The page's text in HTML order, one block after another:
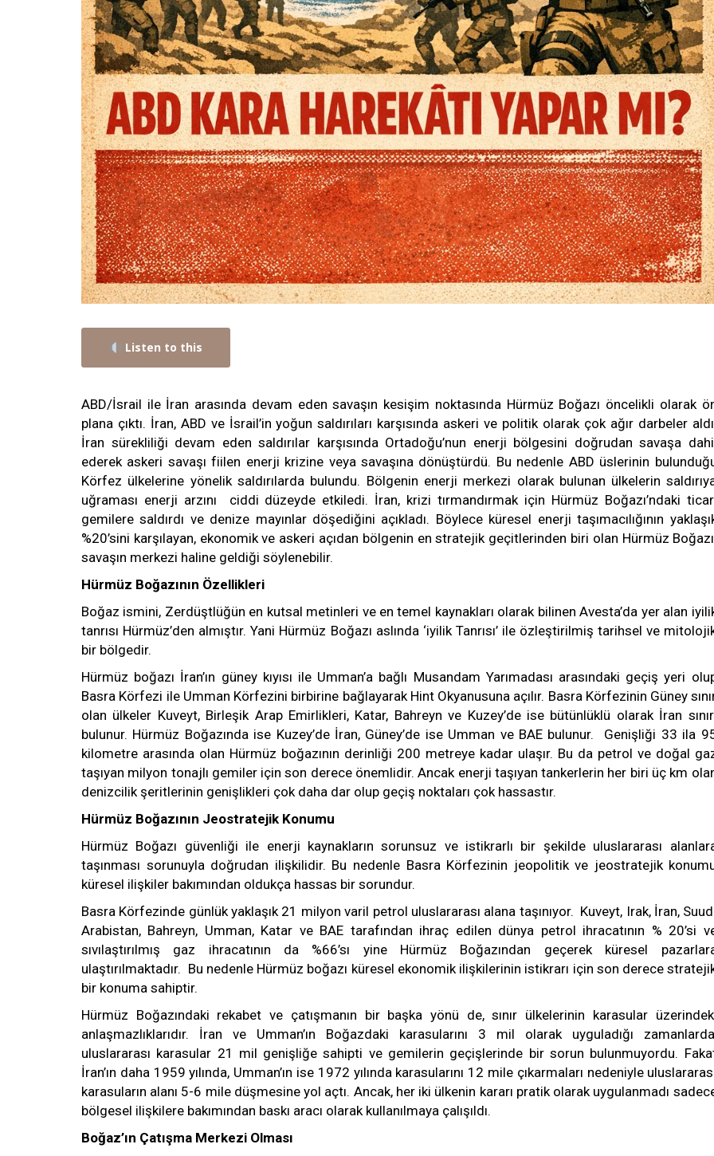
Listen to this
ABD/İsrail ile İran arasında devam eden savaşın kesişim noktasında Hürmüz Boğazı öncelikli olarak
plana çıktı. İran, ABD ve İsrail’in yoğun saldırıları karşısında askeri ve politik olarak çok ağır darbeler
İran sürekliliği devam eden saldırılar karşısında Ortadoğu’nun enerji bölgesini doğrudan savaşa
ederek askeri savaşı fiilen enerji krizine veya savaşına dönüştürdü. Bu nedenle ABD üslerinin
Körfez ülkelerine yönelik saldırılarda bulundu. Bölgenin enerji merkezi olarak bulunan ülkelerin
uğraması enerji arzını ciddi düzeyde etkiledi. İran, krizi tırmandırmak için Hürmüz Boğazı’ndaki
gemilere saldırdı ve denize mayınlar döşediğini açıkladı. Böylece küresel enerji taşımacılığının
%20’sini karşılayan, ekonomik ve askeri açıdan bölgenin en stratejik geçitlerinden biri olan Hürmüz
savaşın merkezi haline geldiği söylenebilir.
Hürmüz Boğazının Özellikleri
Boğaz ismini, Zerdüştlüğün en kutsal metinleri ve en temel kaynakları olarak bilinen Avesta’da yer alan
tanrısı Hürmüz’den almıştır. Yani Hürmüz Boğazı aslında ‘iyilik Tanrısı’ ile özleştirilmiş tarihsel ve
bir bölgedir.
Hürmüz boğazı İran’ın güney kıyısı ile Umman’a bağlı Musandam Yarımadası arasındaki geçiş yeri
Basra Körfezi ile Umman Körfezini birbirine bağlayarak Hint Okyanusuna açılır. Basra Körfezinin Güney
olan ülkeler Kuveyt, Birleşik Arap Emirlikleri, Katar, Bahreyn ve Kuzey’de ise bütünlüklü olarak İran
bulunur. Hürmüz Boğazında ise Kuzey’de İran, Güney’de ise Umman ve BAE bulunur. Genişliği 33 ila
kilometre arasında olan Hürmüz boğazının derinliği 200 metreye kadar ulaşır. Bu da petrol ve doğal
taşıyan milyon tonajlı gemiler için son derece önemlidir. Ancak enerji taşıyan tankerlerin her biri üç km
denizcilik şeritlerinin genişlikleri çok daha dar olup geçiş noktaları çok hassastır.
Hürmüz Boğazının Jeostratejik Konumu
Hürmüz Boğazı güvenliği ile enerji kaynakların sorunsuz ve istikrarlı bir şekilde uluslararası
taşınması sorunuyla doğrudan ilişkilidir. Bu nedenle Basra Körfezinin jeopolitik ve jeostratejik
küresel ilişkiler bakımından oldukça hassas bir sorundur.
Basra Körfezinde günlük yaklaşık 21 milyon varil petrol uluslararası alana taşınıyor. Kuveyt, Irak, İran,
Arabistan, Bahreyn, Umman, Katar ve BAE tarafından ihraç edilen dünya petrol ihracatının % 20’si
sıvılaştırılmış gaz ihracatının da %66’sı yine Hürmüz Boğazından geçerek küresel
ulaştırılmaktadır. Bu nedenle Hürmüz boğazı küresel ekonomik ilişkilerinin istikrarı için son derece
bir konuma sahiptir.
Hürmüz Boğazındaki rekabet ve çatışmanın bir başka yönü de, sınır ülkelerinin karasular
anlaşmazlıklarıdır. İran ve Umman’ın Boğazdaki karasularını 3 mil olarak uyguladığı
uluslararası karasular 21 mil genişliğe sahipti ve gemilerin geçişlerinde bir sorun bulunmuyordu.
İran’ın daha 1959 yılında, Umman’ın ise 1972 yılında karasularını 12 mile çıkarmaları nedeniyle
karasuların alanı 5-6 mile düşmesine yol açtı. Ancak, her iki ülkenin kararı pratik olarak uygulanmadı
bölgesel ilişkilere bakımından baskı aracı olarak kullanılmaya çalışıldı.
Boğaz’ın Çatışma Merkezi Olması